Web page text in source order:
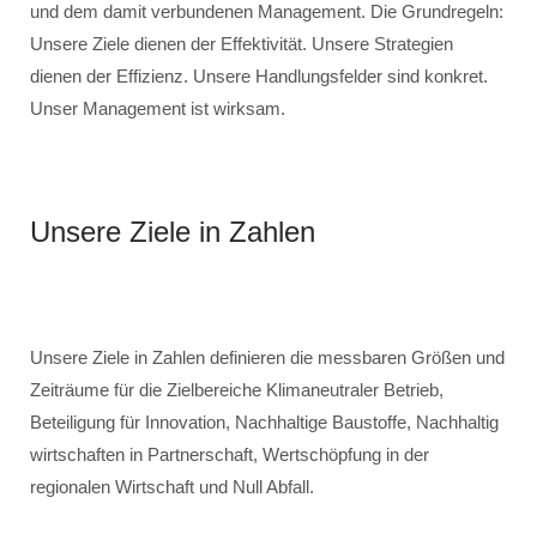
und dem damit verbundenen Management. Die Grundregeln:
Unsere Ziele dienen der Effektivität. Unsere Strategien
dienen der Effizienz. Unsere Handlungsfelder sind konkret.
Unser Management ist wirksam.
Unsere Ziele in Zahlen
Unsere Ziele in Zahlen definieren die messbaren Größen und
Zeiträume für die Zielbereiche Klimaneutraler Betrieb,
Beteiligung für Innovation, Nachhaltige Baustoffe, Nachhaltig
wirtschaften in Partnerschaft, Wertschöpfung in der
regionalen Wirtschaft und Null Abfall.